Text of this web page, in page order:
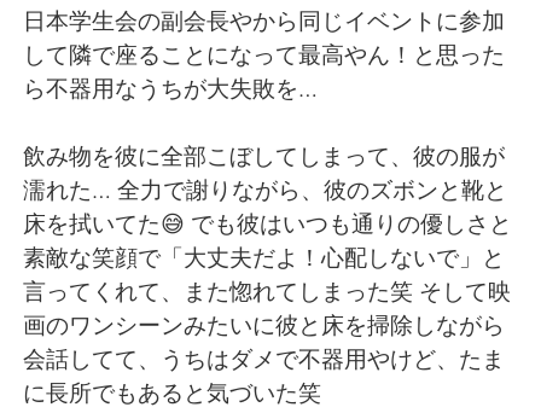
English 简体中文
繁體中文 Español
العربية Français
Deutsch 日本語
한국어 Русский
ไทย Italiano
Türkçe Tiếng Việt
日本学生会の副会長やから同じイベントに参加
して隣で座ることになって最高やん！と思った
ら不器用なうちが大失敗を…
飲み物を彼に全部こぼしてしまって、彼の服が
濡れた… 全力で謝りながら、彼のズボンと靴と
床を拭いてた😅 でも彼はいつも通りの優しさと
素敵な笑顔で「大丈夫だよ！心配しないで」と
言ってくれて、また惚れてしまった笑 そして映
画のワンシーンみたいに彼と床を掃除しながら
会話してて、うちはダメで不器用やけど、たま
に長所でもあると気づいた笑